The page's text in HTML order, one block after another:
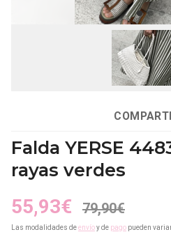
Falda YERSE
rayas verdes
55,93€ 79,90€
Las modalidades deenvíoy de pago pueden